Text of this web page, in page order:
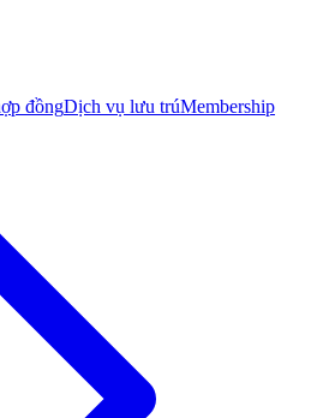
đồngDịch vụ lưu trúMembership